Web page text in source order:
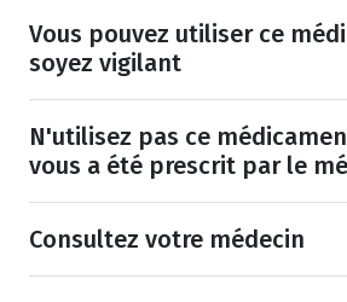
Vous pouvez utiliser ce
soyez vigilant
N'utilisez pas ce
vous a été prescrit par le
Consultez votre médecin